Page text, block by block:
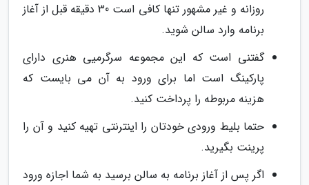
روزانه و غیر مشهور تنها کافی است 30 دقیقه قبل از آغاز
برنامه وارد سالن شوید.
گفتنی است که این مجموعه سرگرمیی هنری دارای
پارکینگ است اما برای ورود به آن می بایست که
هزینه مربوطه را پرداخت کنید.
حتما بلیط ورودی خودتان را اینترنتی تهیه کنید و آن را
پرینت بگیرید.
اگر پس از آغاز برنامه به سالن برسید به شما اجازه ورود